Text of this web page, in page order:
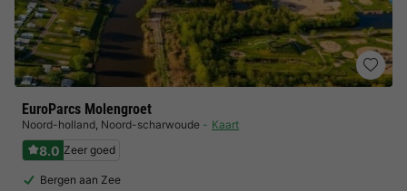
EuroParcs Molengroet
Noord-holland, Noord-scharwoude Kaart
8.0 Zeer goed
Bergen aan Zee